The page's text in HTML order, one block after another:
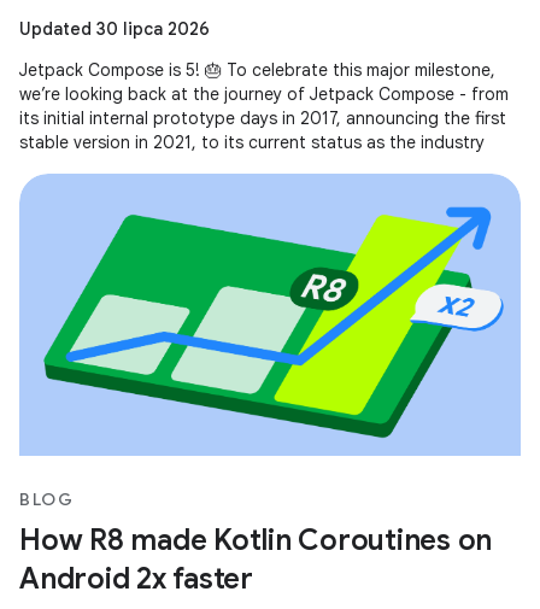
Updated 30 lipca 2026
Jetpack Compose is 5! 🎂 To celebrate this major milestone,
we’re looking back at the journey of Jetpack Compose - from
its initial internal prototype days in 2017, announcing the first
stable version in 2021, to its current status as the industry
BLOG
How R8 made Kotlin Coroutines on
Android 2x faster